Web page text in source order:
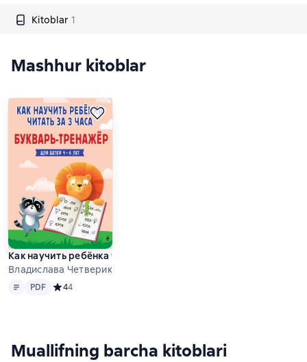
Kitoblar 1
Mashhur kitoblar
Как научить ребёнка читать за 3 часа. Букварь-тренажер
Владислава Четверикова
Matn PDF
PDF Средний рейтинг 4 на основе 4 оценок
44
Muallifning barcha kitoblari